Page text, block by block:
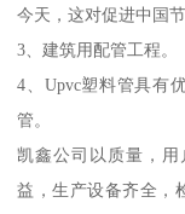
今天，这对促进中国
3、建筑用配管工程。
4、Upvc塑料管具有
管。
凯鑫公司以质量，
益，生产设备齐全，